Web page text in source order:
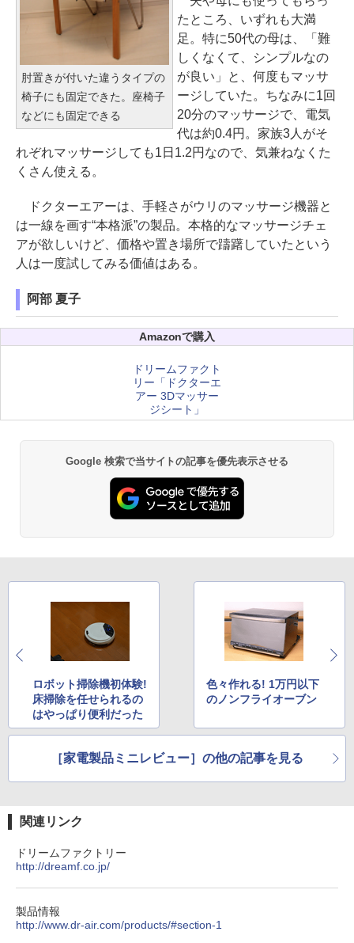
肘置きが付いた違うタイプの
椅子にも固定できた。座椅子
などにも固定できる
たところ、いずれも大満
足。特に50代の母は、「難
しくなくて、シンプルなの
が良い」と、何度もマッサ
ージしていた。ちなみに1回
20分のマッサージで、電気
代は約0.4円。家族3人がそ
れぞれマッサージしても1日1.2円なので、気兼ねなくた
くさん使える。
ドクターエアーは、手軽さがウリのマッサージ機器と
は一線を画す“本格派”の製品。本格的なマッサージチェ
アが欲しいけど、価格や置き場所で躊躇していたという
人は一度試してみる価値はある。
阿部 夏子
Amazonで購入
ドリームファクト
リー「ドクターエ
アー 3Dマッサー
ジシート」
Google 検索で当サイトの記事を優先表示させる
ロボット掃除機初体験!
床掃除を任せられるの
はやっぱり便利だった
色々作れる! 1万円以下
のノンフライオーブン
［家電製品ミニレビュー］の他の記事を見る
関連リンク
ドリームファクトリー
http://dreamf.co.jp/
製品情報
http://www.dr-air.com/products/#section-1